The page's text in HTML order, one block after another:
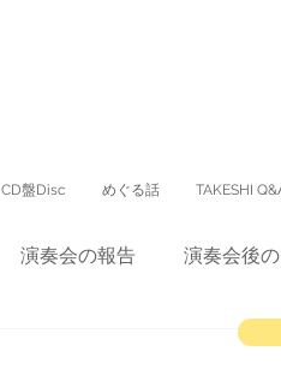
CD盤Disc めぐる話 TAKESHI
演奏会の報告 演奏会後
配信コン